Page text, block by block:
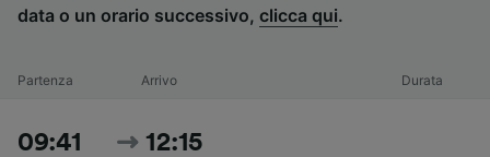
data o un orario successivo, clicca qui.
Partenza Arrivo Durata
09:41 12:15